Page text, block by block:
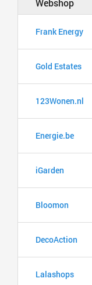
Webshop
Frank Energy
Gold Estates
123Wonen.nl
Energie.be
iGarden
Bloomon
DecoAction
Lalashops